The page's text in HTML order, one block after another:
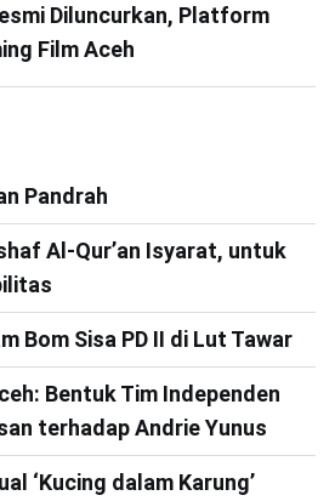
Diluncurkan, Platform
Film Aceh
Pandrah
Al-Qur’an Isyarat, untuk
Bom Sisa PD II di Lut Tawar
Bentuk Tim Independen
terhadap Andrie Yunus
‘Kucing dalam Karung’